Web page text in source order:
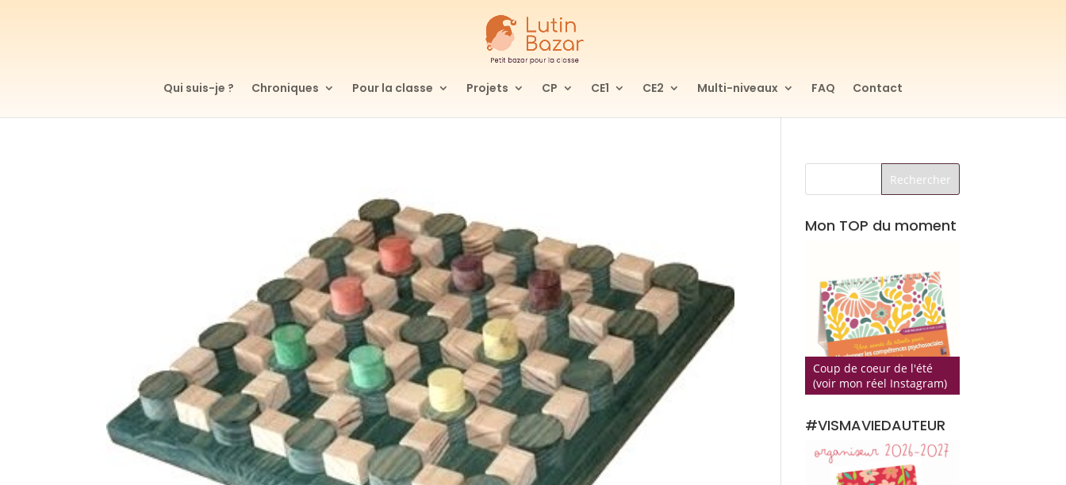
Qui suis-je ? Chroniques Pour la classe Projets CP CE1 CE2 Multi-niveaux FAQ Contact
Mon TOP du moment
Coup de coeur de l'été
(voir mon réel Instagram)
#VISMAVIEDAUTEUR